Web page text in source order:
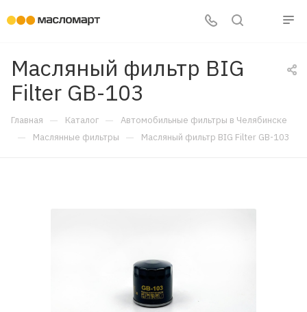
Масляный фильтр BIG
Filter GB-103
Главная — Каталог — Автомобильные фильтры в Челябинске
— Маслянные фильтры — Масляный фильтр BIG Filter GB-103